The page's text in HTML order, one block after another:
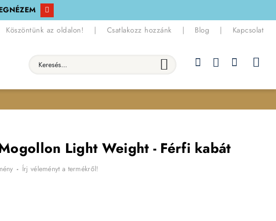
Köszöntünk az oldalon! | Csatlakozz hozzánk | Blog | Kapcsolat
Keresés...
Light Weight - Férfi kabát
- Írj véleményt a termékről!